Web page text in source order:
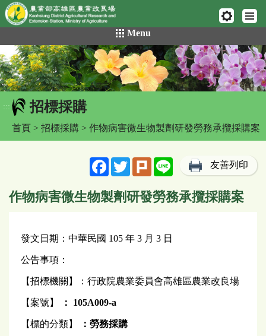
網頁置頂
到
主
要
內
容
區
Menu
::: 招標採購
首頁 > 招標採購 > 作物病害微生物製劑研發勞務承攬採購案
FacebookTwitterPlurk Line 友善列印
作物病害微生物製劑研發勞務承攬採購案
發文日期：中華民國 105 年 3 月 3 日
公告事項：
【招標機關】：行政院農業委員會高雄區農業改良場
【案號】 ： 105A009-a
【標的分類】 ：勞務採購